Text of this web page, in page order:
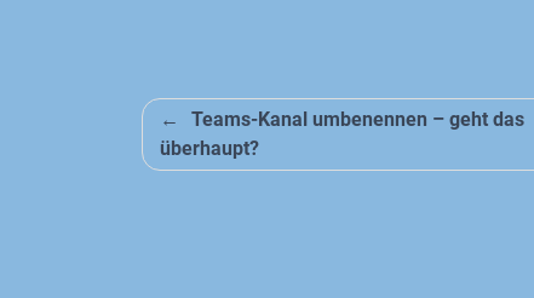
Beitragsnavigation
Teams-Kanal umbenennen – geht das
überhaupt?